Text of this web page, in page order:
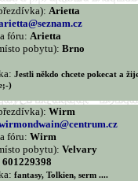
Arietta
fóru: Arietta
pobytu): Brno
Jestli někdo chcete pokecat a
)
Wirm
fóru: Wirm
pobytu): Velvary
601229398
fantasy, Tolkien, serm ....